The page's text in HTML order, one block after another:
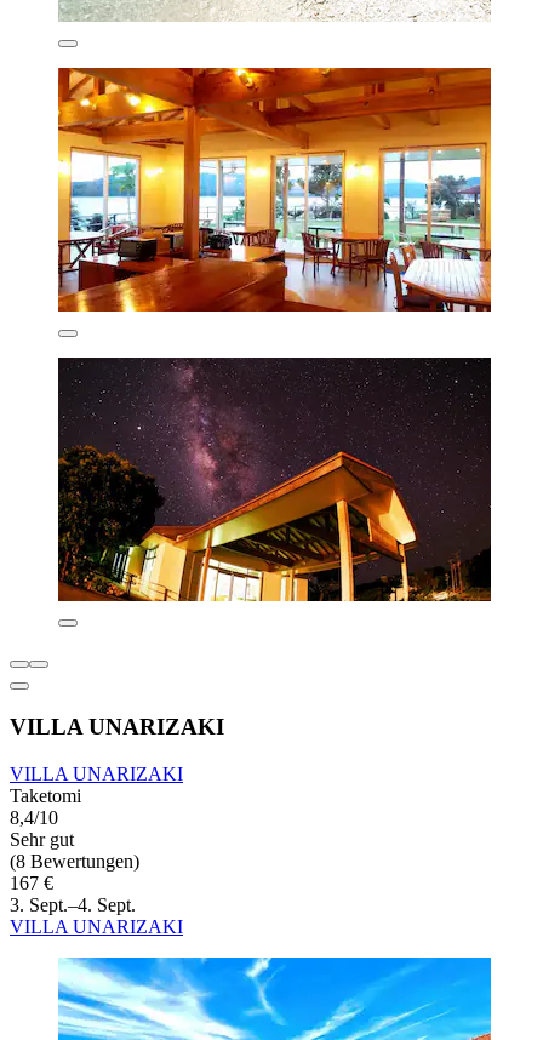
VILLA UNARIZAKI
VILLA UNARIZAKI
Taketomi
8,4/10
Sehr gut
(8 Bewertungen)
167 €
3. Sept.–4. Sept.
VILLA UNARIZAKI